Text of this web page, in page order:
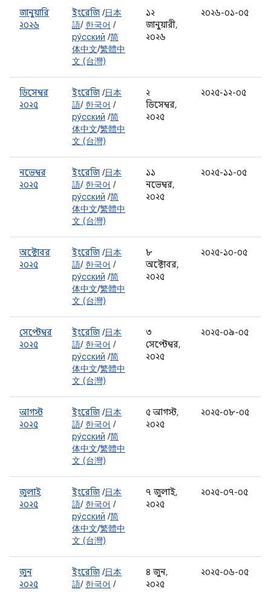
জানুয়ারি
২০২৬
ইংরেজি /日本
語/ 한국어 /
ру́сский /简
体中文/繁體中
文 (台灣)
১২
জানুয়ারী,
২০২৬
২০২৬-০১-০৫
ডিসেম্বর
২০২৫
ইংরেজি /日本
語/ 한국어 /
ру́сский /简
体中文/繁體中
文 (台灣)
২
ডিসেম্বর,
২০২৫
২০২৫-১২-০৫
নভেম্বর
২০২৫
ইংরেজি /日本
語/ 한국어 /
ру́сский /简
体中文/繁體中
文 (台灣)
১১
নভেম্বর,
২০২৫
২০২৫-১১-০৫
অক্টোবর
২০২৫
ইংরেজি /日本
語/ 한국어 /
ру́сский /简
体中文/繁體中
文 (台灣)
৮
অক্টোবর,
২০২৫
২০২৫-১০-০৫
সেপ্টেম্বর
২০২৫
ইংরেজি /日本
語/ 한국어 /
ру́сский /简
体中文/繁體中
文 (台灣)
৩
সেপ্টেম্বর,
২০২৫
২০২৫-০৯-০৫
আগস্ট
২০২৫
ইংরেজি /日本
語/ 한국어 /
ру́сский /简
体中文/繁體中
文 (台灣)
৫ আগস্ট,
২০২৫
২০২৫-০৮-০৫
জুলাই
২০২৫
ইংরেজি /日本
語/ 한국어 /
ру́сский /简
体中文/繁體中
文 (台灣)
৭ জুলাই,
২০২৫
২০২৫-০৭-০৫
জুন
২০২৫
ইংরেজি /日本
語/ 한국어 /
৪ জুন,
২০২৫
২০২৫-০৬-০৫